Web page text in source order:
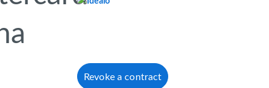
Revoke a contract